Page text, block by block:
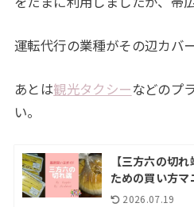
運転代行の業種がその辺カバ
あとは観光タクシーなどのプ
い。
【三方六の切
ための買い方
2026.07.19